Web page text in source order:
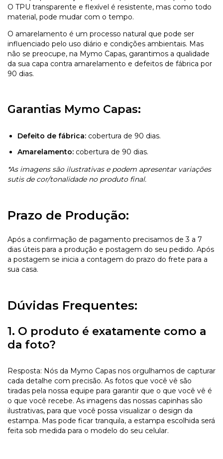
O TPU transparente e flexível é resistente, mas como todo
material, pode mudar com o tempo.
O amarelamento é um processo natural que pode ser
influenciado pelo uso diário e condições ambientais. Mas
não se preocupe, na Mymo Capas, garantimos a qualidade
da sua capa contra amarelamento e defeitos de fábrica por
90 dias.
Garantias Mymo Capas:
Defeito de fábrica: cobertura de 90 dias.
Amarelamento: cobertura de 90 dias.
*As imagens são ilustrativas e podem apresentar variações
sutis de cor/tonalidade no produto final.
Prazo de Produção:
Após a confirmação de pagamento precisamos de 3 a 7
dias úteis para a produção e postagem do seu pedido. Após
a postagem se inicia a contagem do prazo do frete para a
sua casa.
Dúvidas Frequentes:
1. O produto é exatamente como a
da foto?
Resposta: Nós da Mymo Capas nos orgulhamos de capturar
cada detalhe com precisão. As fotos que você vê são
tiradas pela nossa equipe para garantir que o que você vê é
o que você recebe. As imagens das nossas capinhas são
ilustrativas, para que você possa visualizar o design da
estampa. Mas pode ficar tranquila, a estampa escolhida será
feita sob medida para o modelo do seu celular.